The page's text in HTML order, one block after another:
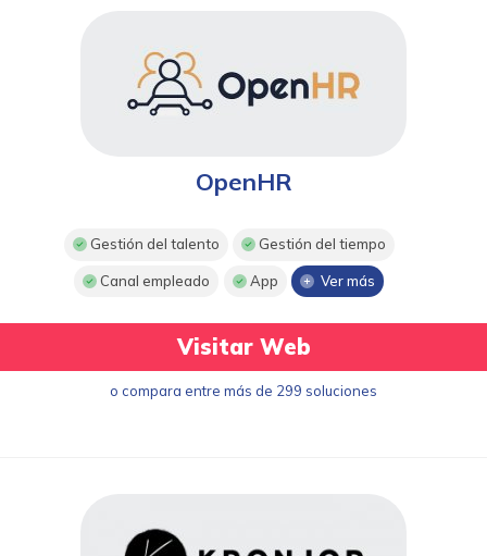
OpenHR
Gestión del talento Gestión del tiempo
Canal empleado App Ver más
Visitar Web
o compara entre más de 299 soluciones